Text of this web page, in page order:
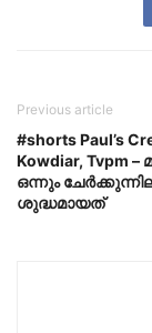
Previous article
#shorts Paul’s
Kowdiar, Tvpm
ഒന്നും
ശുദ്ധമായത്